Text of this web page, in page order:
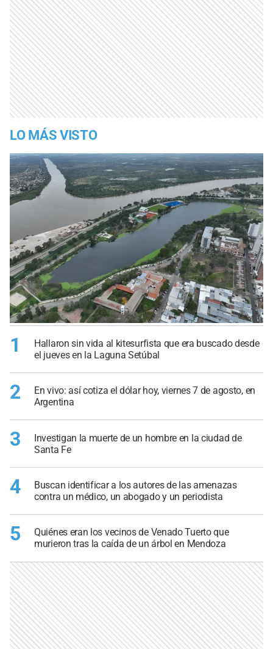
LO MÁS VISTO
1
Hallaron sin vida al kitesurfista que era buscado desde
el jueves en la Laguna Setúbal
2
En vivo: así cotiza el dólar hoy, viernes 7 de agosto, en
Argentina
3
Investigan la muerte de un hombre en la ciudad de
Santa Fe
4
Buscan identificar a los autores de las amenazas
contra un médico, un abogado y un periodista
5
Quiénes eran los vecinos de Venado Tuerto que
murieron tras la caída de un árbol en Mendoza